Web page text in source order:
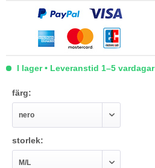
I lager • Leveranstid 1–5 vardagar
färg:
storlek: